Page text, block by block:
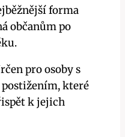
forma
občanům po
pro osoby s
které
k jejich